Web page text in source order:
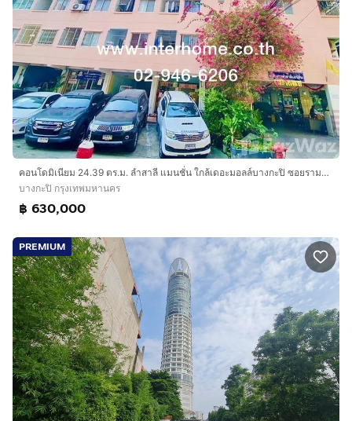
คอนโดมิเนียม 24.39 ตร.ม. ลำสาลี แมนชั่น ใกล้เดอะมอลล์บางกะปิ ซอยรามคำแหง60-2 ถนนรามคำแหง ถนนศรีนครินทร์ เขตบางกะปิ กรุงเทพมหานคร
บางกะปิ กรุงเทพมหานคร
฿ 630,000
PREMIUM